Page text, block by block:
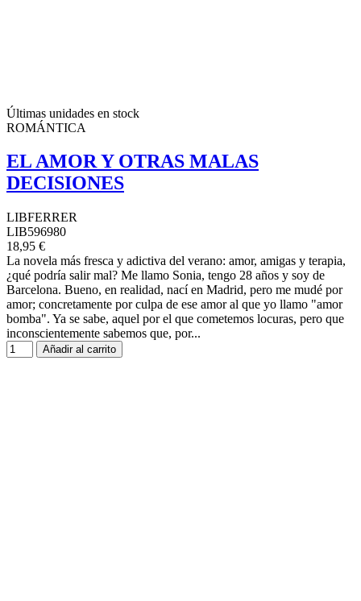
Últimas unidades en stock
ROMÁNTICA
EL AMOR Y OTRAS MALAS
DECISIONES
LIBFERRER
LIB596980
18,95 €
La novela más fresca y adictiva del verano: amor, amigas y terapia,
¿qué podría salir mal? Me llamo Sonia, tengo 28 años y soy de
Barcelona. Bueno, en realidad, nací en Madrid, pero me mudé por
amor; concretamente por culpa de ese amor al que yo llamo "amor
bomba". Ya se sabe, aquel por el que cometemos locuras, pero que
inconscientemente sabemos que, por...
Añadir al carrito